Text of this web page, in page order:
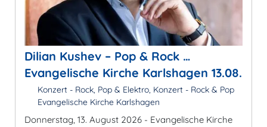
Dilian Kushev – Pop & Rock …
Evangelische Kirche Karlshagen 13.08.
Konzert - Rock, Pop & Elektro, Konzert - Rock & Pop
Evangelische Kirche Karlshagen
Donnerstag, 13. August 2026 - Evangelische Kirche